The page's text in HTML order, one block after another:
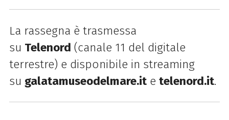
La rassegna è trasmessa
su Telenord (canale 11 del digitale
terrestre) e disponibile in streaming
su galatamuseodelmare.ite telenord.it.